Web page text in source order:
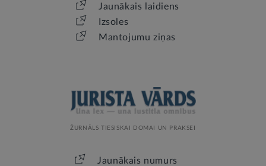
Jaunākais laidiens
Izsoles
Mantojumu ziņas
ŽURNĀLS TIESISKAI DOMAI UN PRAKSEI
Jaunākais numurs